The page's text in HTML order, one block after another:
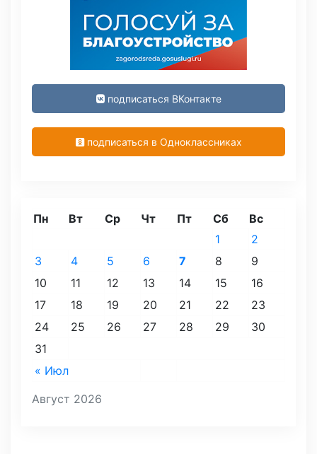
подписаться ВКонтакте
подписаться в Одноклассниках
Август 2026
Пн Вт Ср Чт Пт Сб Вс
« Июл
1
2
3
4 5 6 7 8
9
10
11 12 13 14 15
16
17
18 19 20 21 22
23
24
25 26 27 28 29
30
31